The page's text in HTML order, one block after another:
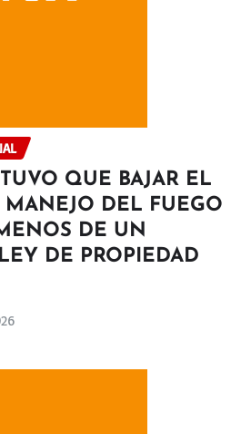
QUE BAJAR EL
DEL FUEGO
DE UN
DE PROPIEDAD